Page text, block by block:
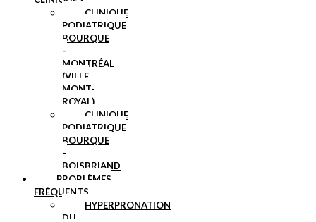
CLINIQUE
PODIATRIQUE
BOURQUE
–
MONTRÉAL
(VILLE
MONT-
ROYAL)
CLINIQUE
PODIATRIQUE
BOURQUE
–
BOISBRIAND
PROBLÈMES
FRÉQUENTS
HYPERPRONATION
DU